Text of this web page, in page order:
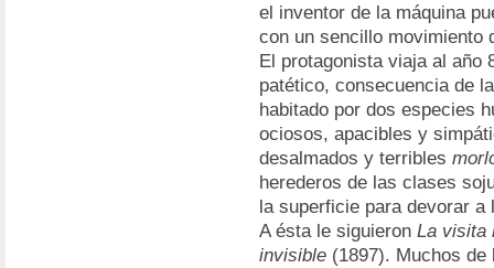
el inventor de la máquina
con un sencillo movimiento
El protagonista viaja al año
patético, consecuencia de
habitado por dos especies
ociosos, apacibles y
desalmados y terribles
herederos de las clases
la superficie para devorar
A ésta le siguieron La visita
invisible (1897). Muchos